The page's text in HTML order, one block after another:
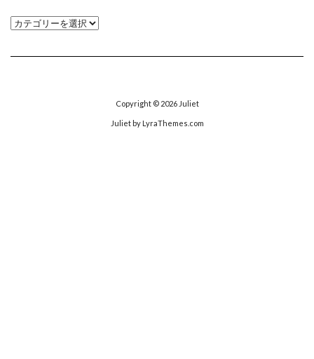
カ
ゴ
Copyright © 2026 Juliet
Julietby LyraThemes.com